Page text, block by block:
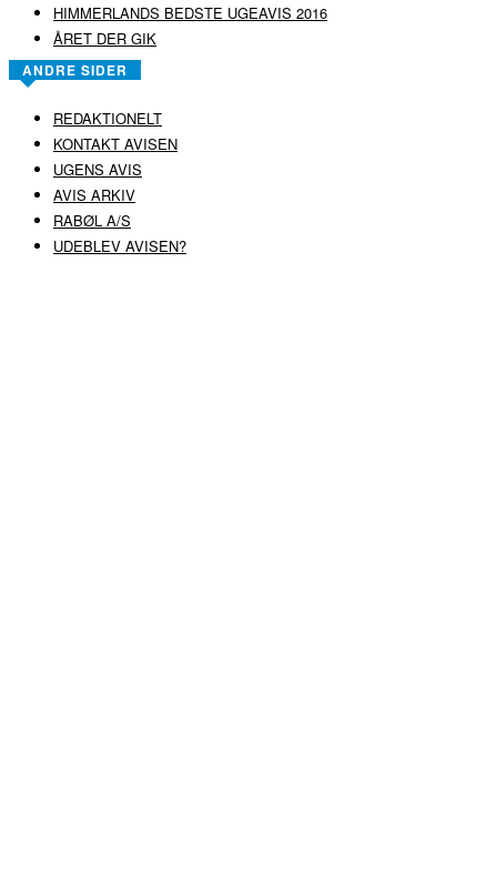
HIMMERLANDS BEDSTE UGEAVIS 2016
ÅRET DER GIK
ANDRE SIDER
REDAKTIONELT
KONTAKT AVISEN
UGENS AVIS
AVIS ARKIV
RABØL A/S
UDEBLEV AVISEN?